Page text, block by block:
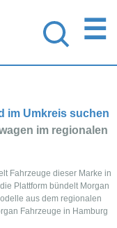
☰
im Umkreis suchen
im regionalen
Fahrzeuge dieser Marke in
Plattform bündelt Morgan
aus dem regionalen
Fahrzeuge in Hamburg